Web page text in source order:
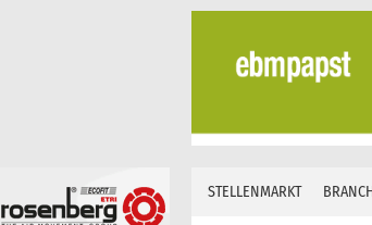
Skip
content
STELLENMARKT